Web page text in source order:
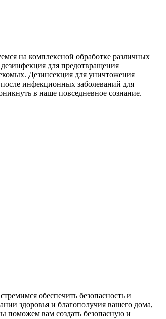
на комплексной обработке различных
для предотвращения
Дезинсекция для уничтожения
инфекционных заболеваний для
в наше повседневное сознание.
обеспечить безопасность и
здоровья и благополучия вашего дома,
поможем вам создать безопасную и